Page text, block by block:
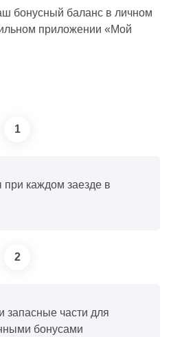
бонусный баланс в личном
приложении «Мой
1
каждом заезде в
2
запасные части для
бонусами